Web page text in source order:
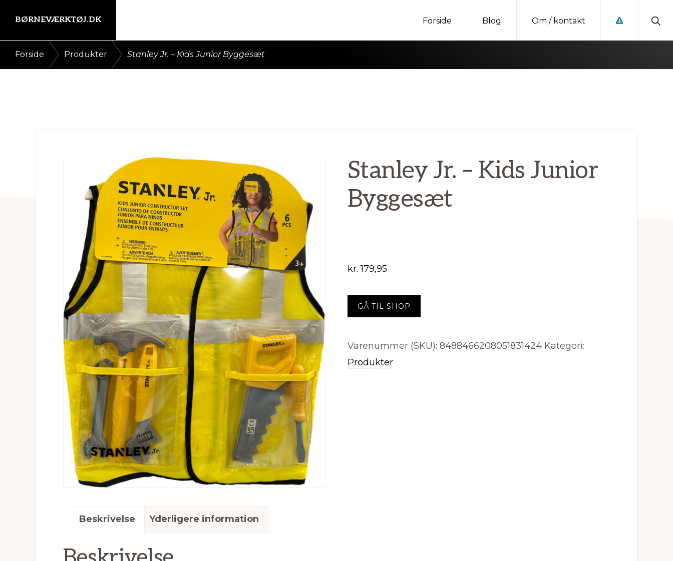
direkte
til
primær
indhold
BØRNEVÆRKTØJ.DK Forside Blog Om / kontakt
Forside Produkter Stanley Jr. – Kids Junior Byggesæt
Stanley Jr. – Kids Junior
Byggesæt
kr. 179,95
GÅ TIL SHOP
Varenummer (SKU): 8488466208051831424 Kategori:
Produkter
Beskrivelse Yderligere information